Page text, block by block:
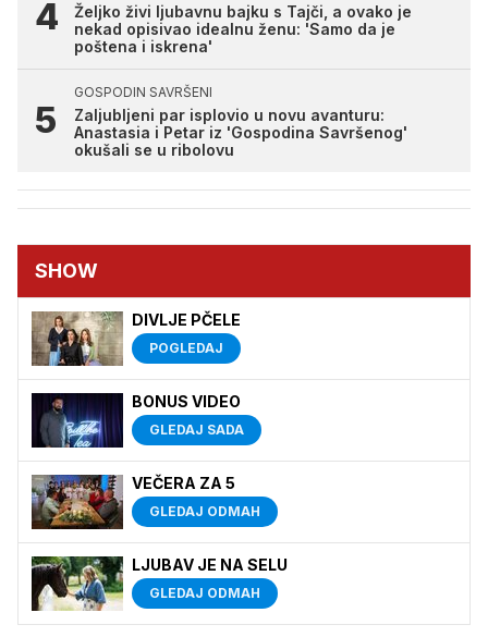
Željko živi ljubavnu bajku s Tajči, a ovako je
nekad opisivao idealnu ženu: 'Samo da je
poštena i iskrena'
GOSPODIN SAVRŠENI
Zaljubljeni par isplovio u novu avanturu:
Anastasia i Petar iz 'Gospodina Savršenog'
okušali se u ribolovu
SHOW
DIVLJE PČELE
POGLEDAJ
BONUS VIDEO
GLEDAJ SADA
VEČERA ZA 5
GLEDAJ ODMAH
LJUBAV JE NA SELU
GLEDAJ ODMAH